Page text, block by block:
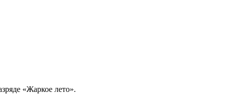
«Жаркое лето».